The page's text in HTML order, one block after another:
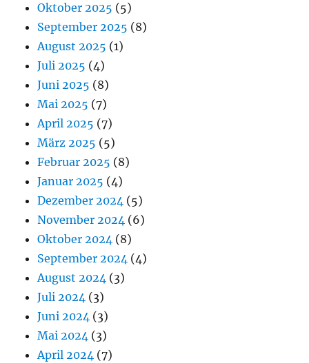
Oktober 2025 (5)
September 2025 (8)
August 2025 (1)
Juli 2025 (4)
Juni 2025 (8)
Mai 2025 (7)
April 2025 (7)
März 2025 (5)
Februar 2025 (8)
Januar 2025 (4)
Dezember 2024 (5)
November 2024 (6)
Oktober 2024 (8)
September 2024 (4)
August 2024 (3)
Juli 2024 (3)
Juni 2024 (3)
Mai 2024 (3)
April 2024 (7)